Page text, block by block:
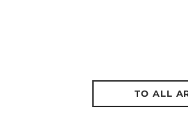
TO ALL